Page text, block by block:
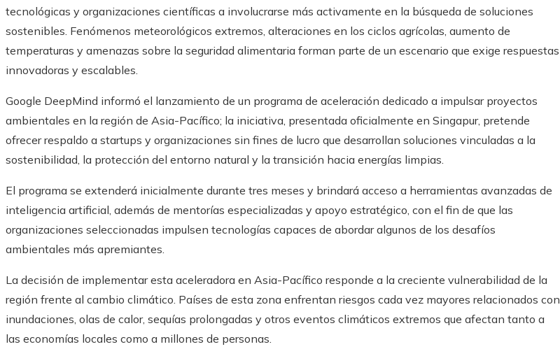
tecnológicas y organizaciones científicas a involucrarse más activamente en la búsqueda de soluciones
sostenibles. Fenómenos meteorológicos extremos, alteraciones en los ciclos agrícolas, aumento de
temperaturas y amenazas sobre la seguridad alimentaria forman parte de un escenario que exige respuestas
innovadoras y escalables.
Google DeepMind informó el lanzamiento de un programa de aceleración dedicado a impulsar proyectos
ambientales en la región de Asia-Pacífico; la iniciativa, presentada oficialmente en Singapur, pretende
ofrecer respaldo a startups y organizaciones sin fines de lucro que desarrollan soluciones vinculadas a la
sostenibilidad, la protección del entorno natural y la transición hacia energías limpias.
El programa se extenderá inicialmente durante tres meses y brindará acceso a herramientas avanzadas de
inteligencia artificial, además de mentorías especializadas y apoyo estratégico, con el fin de que las
organizaciones seleccionadas impulsen tecnologías capaces de abordar algunos de los desafíos
ambientales más apremiantes.
La decisión de implementar esta aceleradora en Asia-Pacífico responde a la creciente vulnerabilidad de la
región frente al cambio climático. Países de esta zona enfrentan riesgos cada vez mayores relacionados con
inundaciones, olas de calor, sequías prolongadas y otros eventos climáticos extremos que afectan tanto a
las economías locales como a millones de personas.